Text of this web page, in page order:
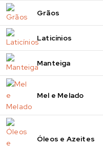
Grãos
Laticínios
Manteiga
Mel e Melado
Óleos e Azeites